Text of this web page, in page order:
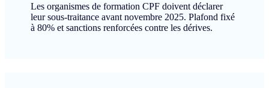
Les organismes de formation CPF doivent déclarer
leur sous-traitance avant novembre 2025. Plafond fixé
à 80% et sanctions renforcées contre les dérives.